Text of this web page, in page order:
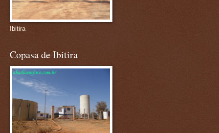
Ibitira
Copasa de Ibitira